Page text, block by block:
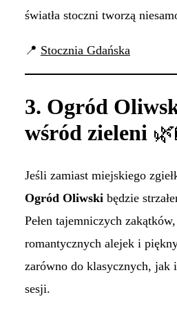
światła stoczni tworzą
📍 Stocznia Gdańska
3. Ogród
wśród zieleni
Jeśli zamiast miejskiego
Ogród Oliwski będzie
Pełen tajemniczych
romantycznych alejek i
zarówno do klasycznych, jak
sesji.